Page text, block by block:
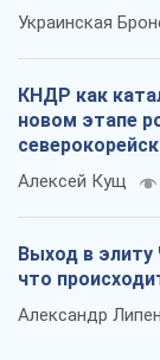
Украинская
КНДР как
новом этапе
Алексей Кущ
Выход в
что
Александр